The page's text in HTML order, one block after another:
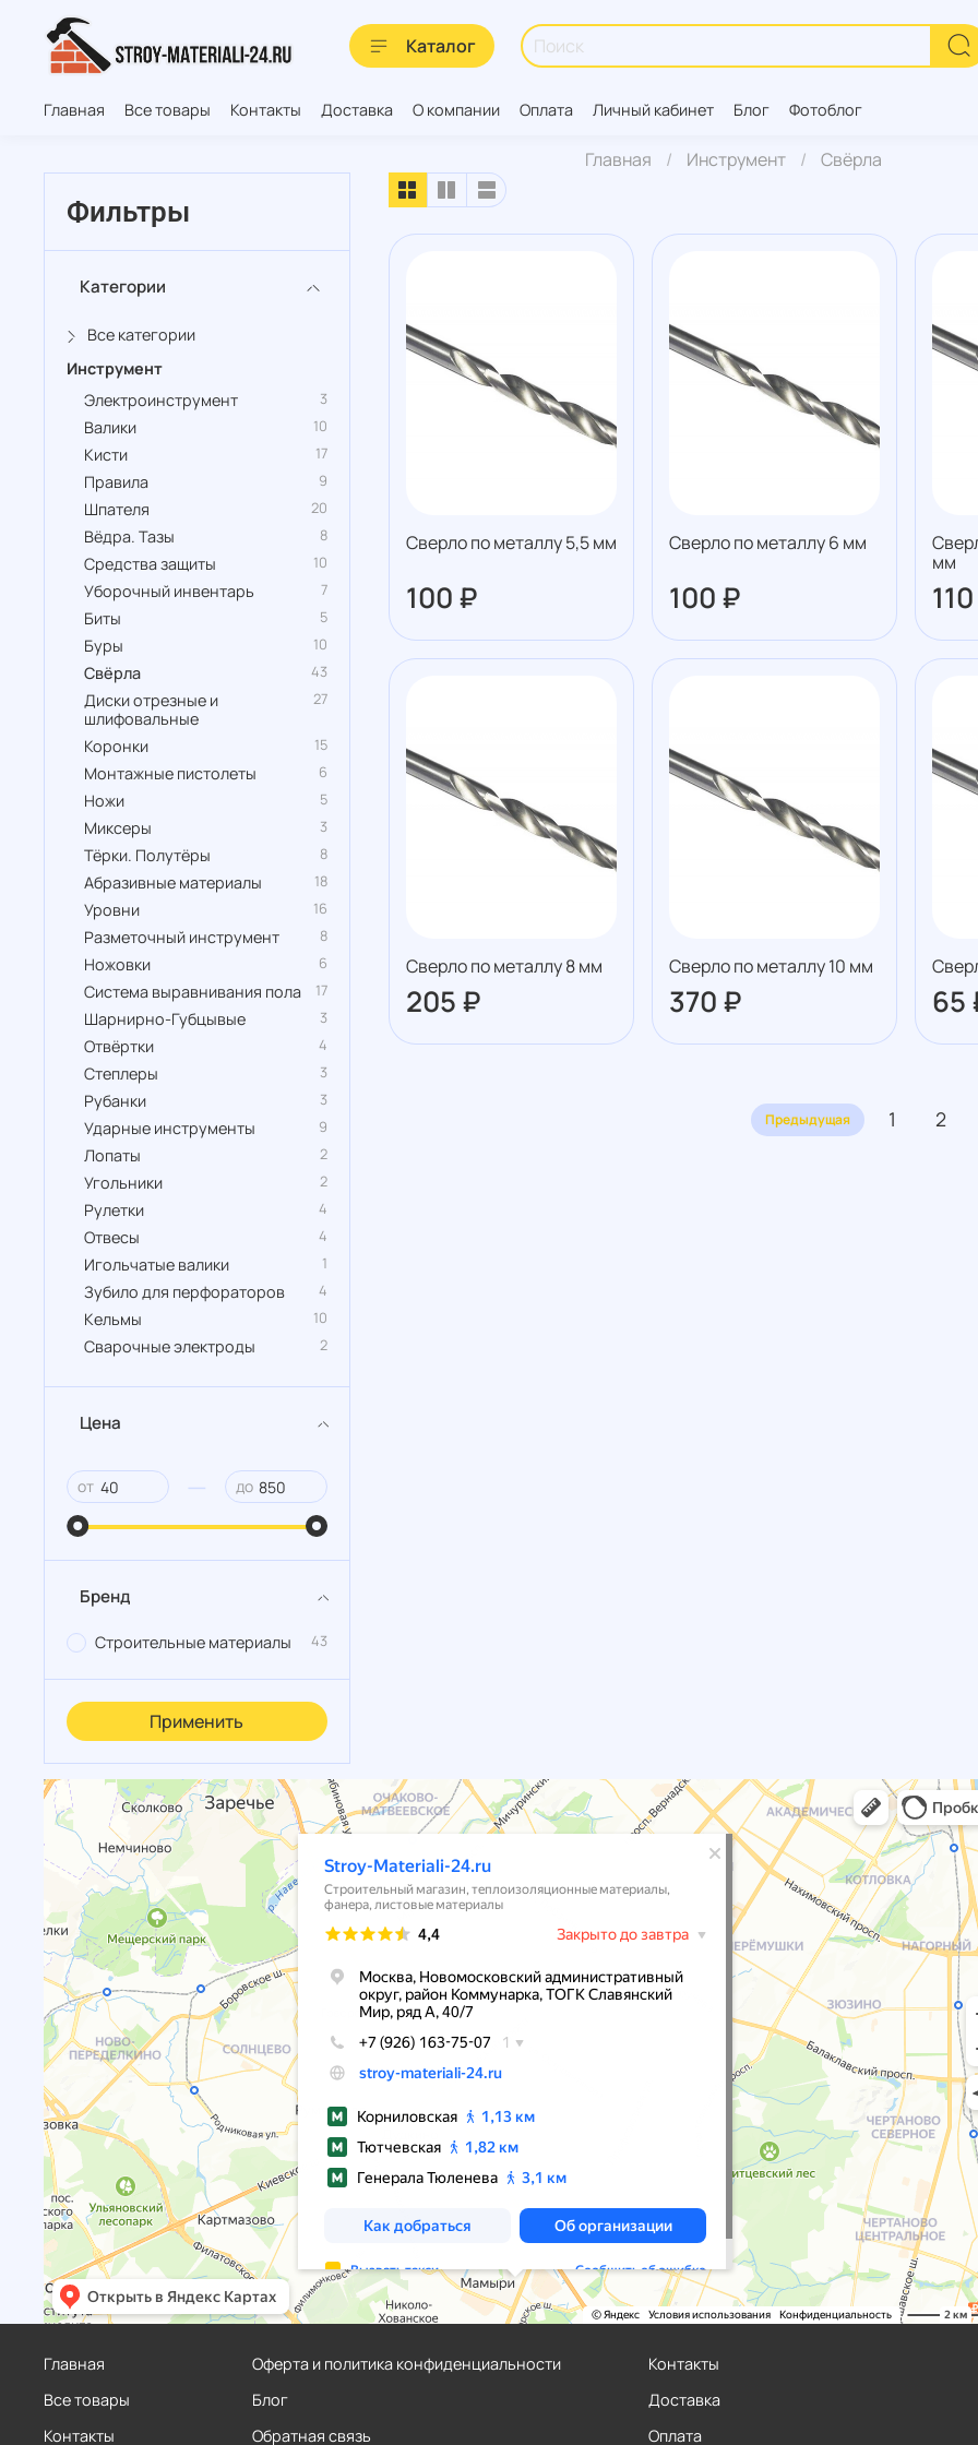
Каталог
Главная Все товары Контакты Доставка О компании Оплата Личный кабинет Блог Фотоблог
Главная Инструмент Свёрла
Сверло по металлу 5,5 мм
100 ₽
Сверло по металлу 6 мм
100 ₽
мм
Сверло по металлу 8 мм
205 ₽
Сверло по металлу 10 мм
370 ₽ 65
Предыдущая 1 2
Фильтры
Категории
Все категории
Инструмент
Электроинструмент
3
Валики 10
Кисти 17
Правила 9
Шпателя 20
Вёдра. Тазы 8
Средства защиты 10
Уборочный инвентарь 7
Биты 5
Буры 10
Свёрла 43
Диски отрезные и
шлифовальные
27
Коронки 15
Монтажные пистолеты 6
Ножи 5
Миксеры 3
Тёрки. Полутёры 8
Абразивные материалы 18
Уровни 16
Разметочный инструмент 8
Ножовки 6
Система выравнивания пола 17
Шарнирно-Губцывые 3
Отвёртки 4
Степлеры 3
Рубанки 3
Ударные инструменты 9
Лопаты 2
Угольники 2
Рулетки 4
Отвесы 4
Игольчатые валики 1
Зубило для перфораторов 4
Кельмы 10
Сварочные электроды 2
Цена
от — до
Бренд
Строительные материалы 43
Применить
Главная
Все товары
Контакты
Оферта и политика конфиденциальности
Блог
Обратная связь
Контакты
Доставка
Оплата